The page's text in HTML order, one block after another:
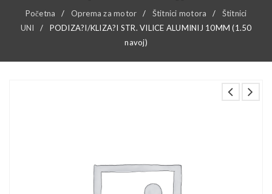
Početna / Oprema za motor / Štitnici motora /
Štitnici
UNI
/
PODIZA?I/KLIZA?I STR. VILICE ALUMINIJ 10MM (1.50
navoj)